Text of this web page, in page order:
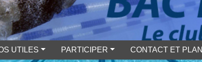
UTILES PARTICIPER CONTACT ET PLAN